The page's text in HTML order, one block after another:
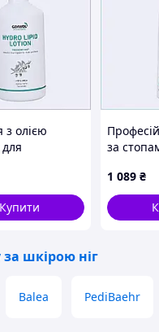
з олією
ніг велика
879M45C4C7
Купити
за
189HE9635
1 089 ₴
шкірою ніг
Balea PediBaehr